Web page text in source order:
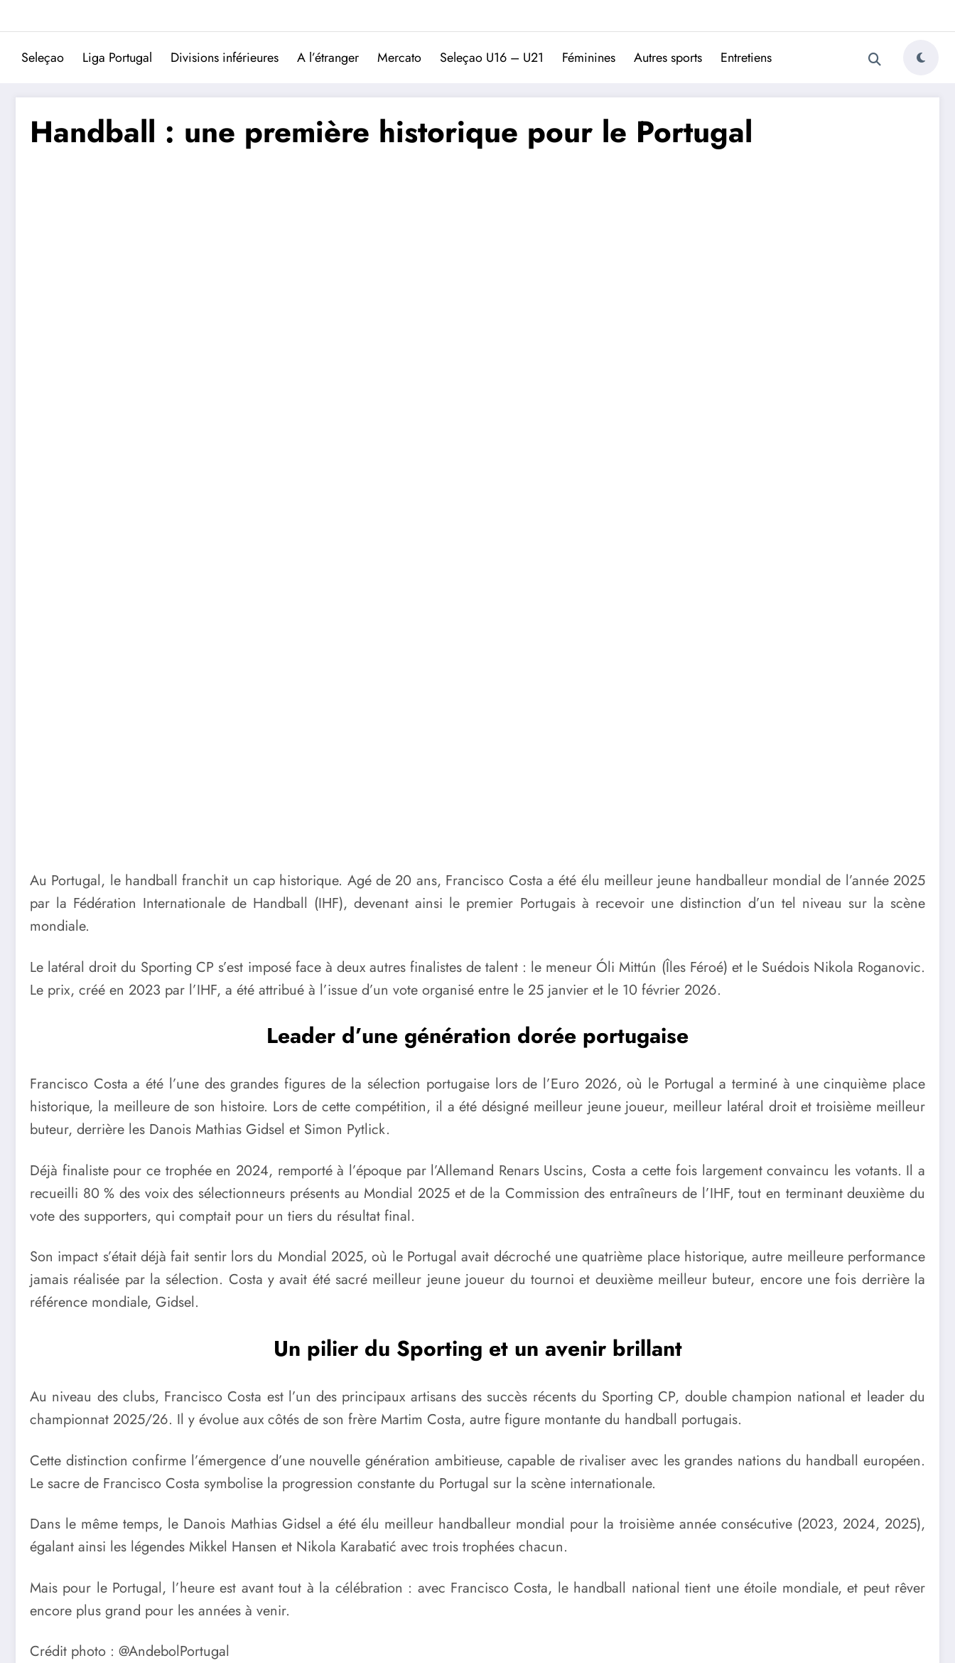
Trivela
L'actualité du football portugais
Seleçao Liga Portugal Divisions inférieures A l’étranger Mercato Seleçao U16 – U21 Féminines Autres sports Entretiens
Handball : une première historique pour le Portugal
Au Portugal, le handball franchit un cap historique. Agé de 20 ans, Francisco Costa a été élu meilleur jeune handballeur mondial de l’année 2025
par la Fédération Internationale de Handball (IHF), devenant ainsi le premier Portugais à recevoir une distinction d’un tel niveau sur la scène
mondiale.
Le latéral droit du Sporting CP s’est imposé face à deux autres finalistes de talent : le meneur Óli Mittún (Îles Féroé) et le Suédois Nikola Roganovic.
Le prix, créé en 2023 par l’IHF, a été attribué à l’issue d’un vote organisé entre le 25 janvier et le 10 février 2026.
Leader d’une génération dorée portugaise
Francisco Costa a été l’une des grandes figures de la sélection portugaise lors de l’Euro 2026, où le Portugal a terminé à une cinquième place
historique, la meilleure de son histoire. Lors de cette compétition, il a été désigné meilleur jeune joueur, meilleur latéral droit et troisième meilleur
buteur, derrière les Danois Mathias Gidsel et Simon Pytlick.
Déjà finaliste pour ce trophée en 2024, remporté à l’époque par l’Allemand Renars Uscins, Costa a cette fois largement convaincu les votants. Il a
recueilli 80 % des voix des sélectionneurs présents au Mondial 2025 et de la Commission des entraîneurs de l’IHF, tout en terminant deuxième du
vote des supporters, qui comptait pour un tiers du résultat final.
Son impact s’était déjà fait sentir lors du Mondial 2025, où le Portugal avait décroché une quatrième place historique, autre meilleure performance
jamais réalisée par la sélection. Costa y avait été sacré meilleur jeune joueur du tournoi et deuxième meilleur buteur, encore une fois derrière la
référence mondiale, Gidsel.
Un pilier du Sporting et un avenir brillant
Au niveau des clubs, Francisco Costa est l’un des principaux artisans des succès récents du Sporting CP, double champion national et leader du
championnat 2025/26. Il y évolue aux côtés de son frère Martim Costa, autre figure montante du handball portugais.
Cette distinction confirme l’émergence d’une nouvelle génération ambitieuse, capable de rivaliser avec les grandes nations du handball européen.
Le sacre de Francisco Costa symbolise la progression constante du Portugal sur la scène internationale.
Dans le même temps, le Danois Mathias Gidsel a été élu meilleur handballeur mondial pour la troisième année consécutive (2023, 2024, 2025),
égalant ainsi les légendes Mikkel Hansen et Nikola Karabatić avec trois trophées chacun.
Mais pour le Portugal, l’heure est avant tout à la célébration : avec Francisco Costa, le handball national tient une étoile mondiale, et peut rêver
encore plus grand pour les années à venir.
Crédit photo : @AndebolPortugal